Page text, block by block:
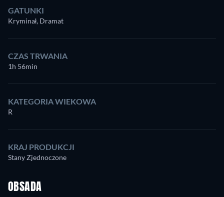
GATUNKI
Kryminał, Dramat
CZAS TRWANIA
1h 56min
KATEGORIA WIEKOWA
R
KRAJ PRODUKCJI
Stany Zjednoczone
OBSADA